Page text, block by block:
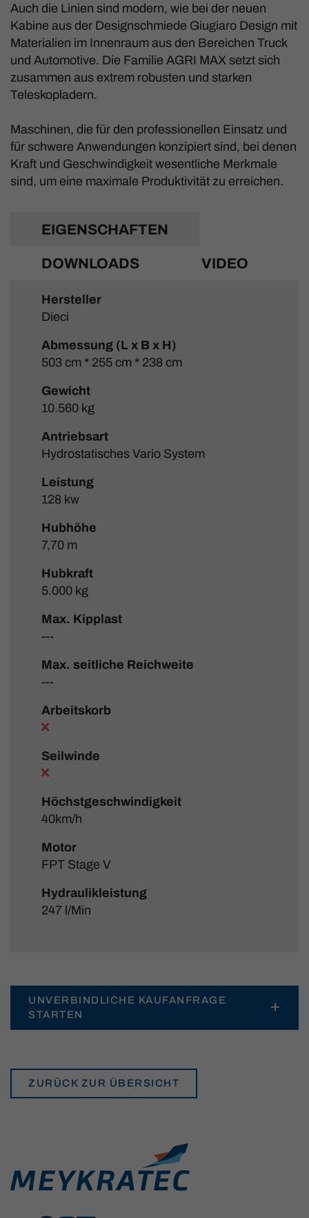
Auch die Linien sind modern, wie bei der neuen
Kabine aus der Designschmiede Giugiaro Design mit
Materialien im Innenraum aus den Bereichen Truck
und Automotive. Die Familie AGRI MAX setzt sich
zusammen aus extrem robusten und starken
Teleskopladern.
Maschinen, die für den professionellen Einsatz und
für schwere Anwendungen konzipiert sind, bei denen
Kraft und Geschwindigkeit wesentliche Merkmale
sind, um eine maximale Produktivität zu erreichen.
EIGENSCHAFTEN
DOWNLOADS VIDEO
Hersteller
Dieci
Abmessung (L x B x H)
503 cm * 255 cm * 238 cm
Gewicht
10.560 kg
Antriebsart
Hydrostatisches Vario System
Leistung
128 kw
Hubhöhe
7,70 m
Hubkraft
5.000 kg
Max. Kipplast
---
Max. seitliche Reichweite
---
Arbeitskorb
Seilwinde
Höchstgeschwindigkeit
40km/h
Motor
FPT Stage V
Hydraulikleistung
247 l/Min
UNVERBINDLICHE KAUFANFRAGE
STARTEN
ZURÜCK ZUR ÜBERSICHT